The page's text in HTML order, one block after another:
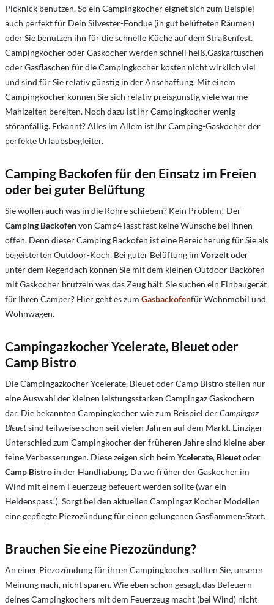
Picknick benutzen. So ein Campingkocher eignet sich zum Beispiel
auch perfekt für Dein Silvester-Fondue (in gut belüfteten Räumen)
oder Sie benutzen ihn für die schnelle Küche auf dem Straßenfest.
Campingkocher oder Gaskocher werden schnell heiß.Gaskartuschen
oder Gasflaschen für die Campingkocher kosten nicht wirklich viel
und sind für Sie relativ günstig in der Anschaffung. Mit einem
Campingkocher können Sie sich relativ preisgünstig viele warme
Mahlzeiten bereiten. Noch dazu ist Ihr Campingkocher wenig
störanfällig. Erkannt? Alles im Allem ist Ihr Camping-Gaskocher der
perfekte Urlaubsbegleiter.
Camping Backofen für den Einsatz im Freien
oder bei guter Belüftung
Sie wollen auch was in die Röhre schieben? Kein Problem! Der
Camping Backofenvon Camp4 lässt fast keine Wünsche bei ihnen
offen. Denn dieser Camping Backofen ist eine Bereicherung für Sie als
begeisterten Outdoor-Koch. Bei guter Belüftung im Vorzeltoder
unter dem Regendach können Sie mit dem kleinen Outdoor Backofen
mit Gaskocher brutzeln was das Zeug hält. Sie suchen ein Einbaugerät
für Ihren Camper? Hier geht es zum Gasbackofenfür Wohnmobil und
Wohnwagen.
Campingazkocher Ycelerate, Bleuet oder
Camp Bistro
Die Campingazkocher Ycelerate, Bleuet oder Camp Bistro stellen nur
eine Auswahl der kleinen leistungsstarken Campingaz Gaskochern
dar. Die bekannten Campingkocher wie zum Beispiel derCampingaz
Bleuetsind teilweise schon seit vielen Jahren auf dem Markt. Einziger
Unterschied zum Campingkocher der früheren Jahre sind kleine aber
feine Verbesserungen. Diese zeigen sich beim Ycelerate, Bleuetoder
Camp Bistro in der Handhabung. Da wo früher der Gaskocher im
Wind mit einem Feuerzeug befeuert werden sollte (war ein
Heidenspass!). Sorgt bei den aktuellen Campingaz Kocher Modellen
eine gepflegte Piezozündung für einen gelungenen Gasflammen-Start.
Brauchen Sie eine Piezozündung?
An einer Piezozündung für ihren Campingkocher sollten Sie, unserer
Meinung nach, nicht sparen. Wie eben schon gesagt, das Befeuern
deines Campingkochers mit dem Feuerzeug macht (bei Wind) nicht